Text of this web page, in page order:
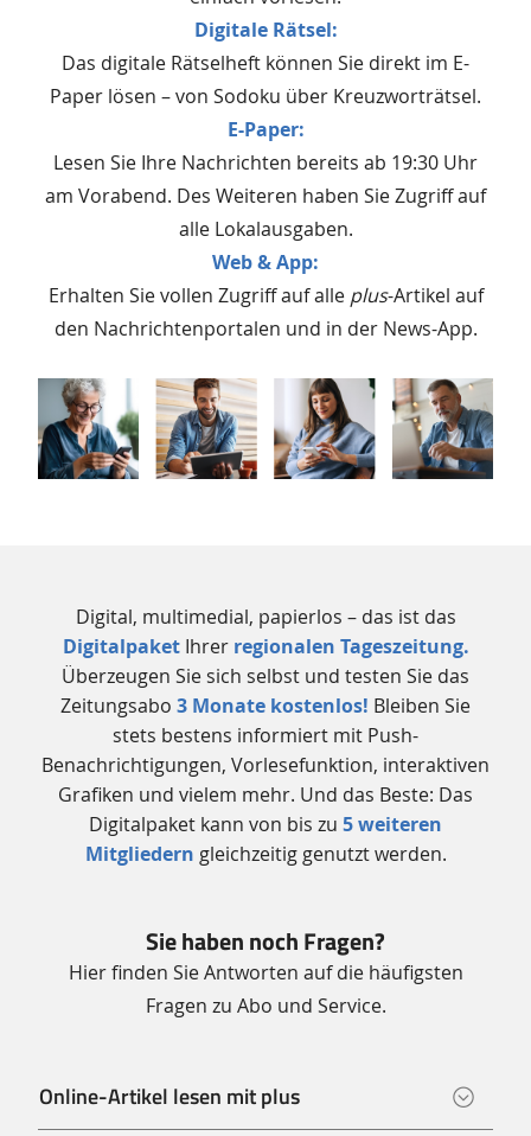
Digitale Rätsel:
Das digitale Rätselheft können Sie direkt im E-
Paper lösen – von Sodoku über Kreuzworträtsel.
E-Paper:
Lesen Sie Ihre Nachrichten bereits ab 19:30 Uhr
am Vorabend. Des Weiteren haben Sie Zugriff auf
alle Lokalausgaben.
Web & App:
Erhalten Sie vollen Zugriff auf alle plus-Artikel auf
den Nachrichtenportalen und in der News-App.
Zusätzliche
Informationen
Digital, multimedial, papierlos – das ist das
DigitalpaketIhrer regionalen Tageszeitung.
Überzeugen Sie sich selbst und testen Sie das
Zeitungsabo 3 Monate kostenlos! Bleiben Sie
stets bestens informiert mit Push-
Benachrichtigungen, Vorlesefunktion, interaktiven
Grafiken und vielem mehr. Und das Beste: Das
Digitalpaket kann von bis zu 5 weiteren
Mitgliedern gleichzeitig genutzt werden.
Sie haben noch Fragen?
Hier finden Sie Antworten auf die häufigsten
Fragen zu Abo und Service.
Online-Artikel lesen mit plus